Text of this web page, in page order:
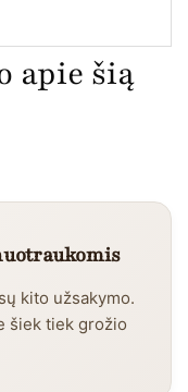
apie šią
kito užsakymo.
šiek tiek grožio